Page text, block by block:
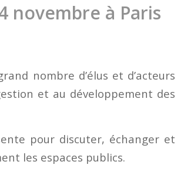
novembre à Paris
nombre d’élus et d’acteurs
et au développement des
pour discuter, échanger et
les espaces publics.